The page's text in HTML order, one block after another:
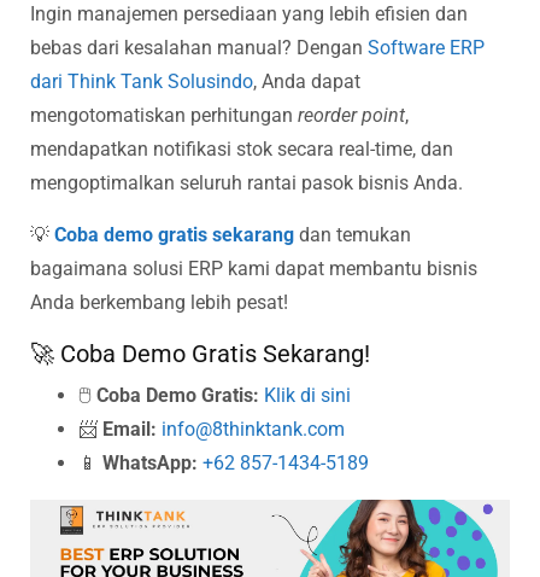
Ingin manajemen persediaan yang lebih efisien dan
bebas dari kesalahan manual? Dengan Software ERP
dari Think Tank Solusindo, Anda dapat
mengotomatiskan perhitungan reorder point,
mendapatkan notifikasi stok secara real-time, dan
mengoptimalkan seluruh rantai pasok bisnis Anda.
💡 Coba demo gratis sekarang dan temukan
bagaimana solusi ERP kami dapat membantu bisnis
Anda berkembang lebih pesat!
🚀 Coba Demo Gratis Sekarang!
🖱️ Coba Demo Gratis: Klik di sini
📨 Email: info@8thinktank.com
📱 WhatsApp: +62 857-1434-5189